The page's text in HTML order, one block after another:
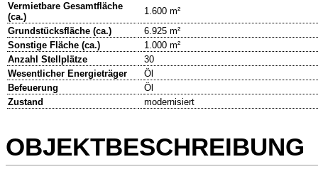
Vermietbare Gesamtfläche
(ca.)
1.600 m²
Grundstücksfläche (ca.)
6.925 m²
Sonstige Fläche (ca.)
1.000 m²
Anzahl Stellplätze
30
Wesentlicher Energieträger
Öl
Befeuerung
Öl
Zustand
modernisiert
OBJEKTBESCHREIBUNG